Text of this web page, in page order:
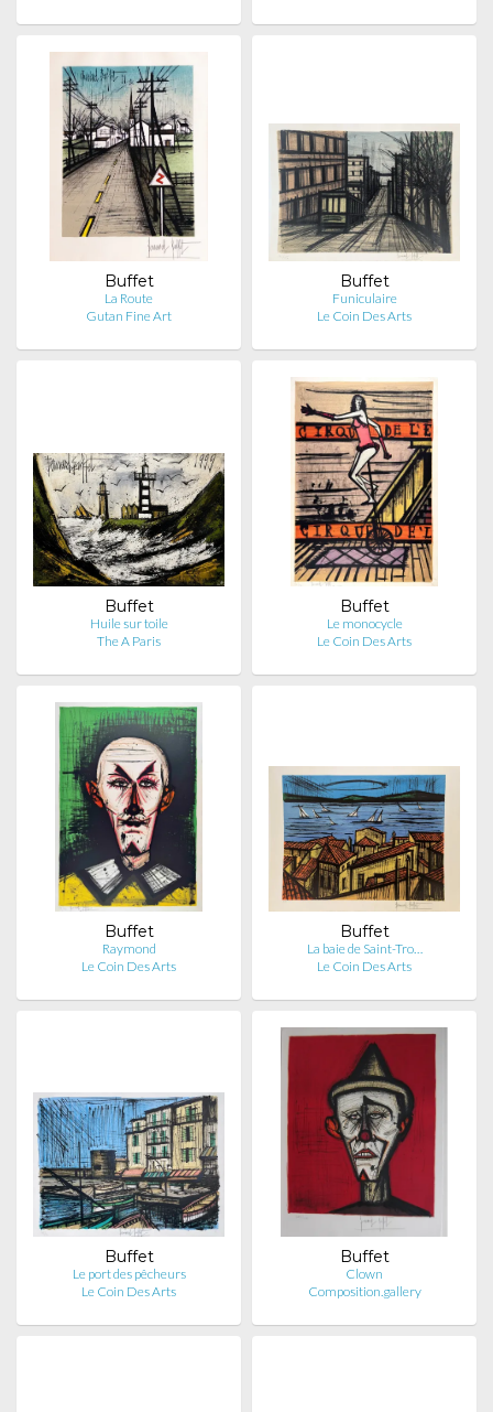
Buffet
La Route
Gutan Fine Art
Buffet
Funiculaire
Le Coin Des Arts
Buffet
Huile sur toile
The A Paris
Buffet
Le monocycle
Le Coin Des Arts
Buffet
Raymond
Le Coin Des Arts
Buffet
La baie de Saint-Tro…
Le Coin Des Arts
Buffet
Le port des pêcheurs
Le Coin Des Arts
Buffet
Clown
Composition.gallery